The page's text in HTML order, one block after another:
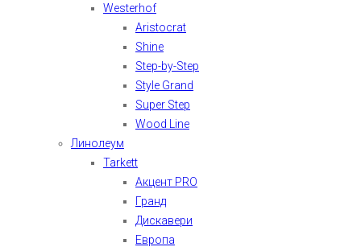
Westerhof
Aristocrat
Shine
Step-by-Step
Style Grand
Super Step
Wood Line
Линолеум
Tarkett
Акцент PRO
Гранд
Дискавери
Европа